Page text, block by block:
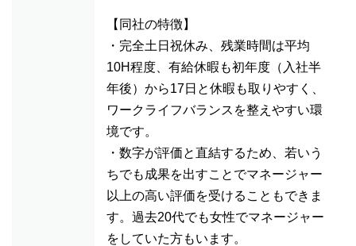
【同社の特徴】
・完全土日祝休み、残業時間は平均
10H程度、有給休暇も初年度（入社半
年後）から17日と休暇も取りやすく、
ワークライフバランスを整えやすい環
境です。
・数字が評価と直結するため、若いう
ちでも成果を出すことでマネージャー
以上の高い評価を受けることもできま
す。過去20代でも女性でマネージャー
をしていた方もいます。